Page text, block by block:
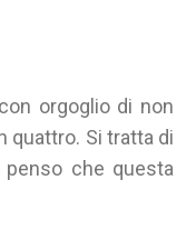
orgoglio di non
quattro. Si tratta di
che questa